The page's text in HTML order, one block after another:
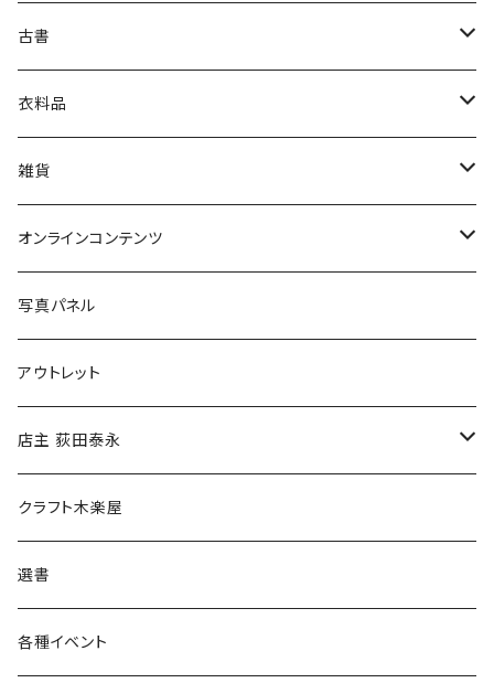
絵本・児童書
娯楽・エンターテインメント
古書
古書セット
美術
衣料品
POLEWARDS
Tシャツ
雑貨
バッグ
ブックカバー
マグカップ
傘
食料品
その他
オンラインコンテンツ
冒険クロストーク
写真パネル
アウトレット
店主 荻田泰永
書籍
ウェア
クラフト木楽屋
選書
各種イベント